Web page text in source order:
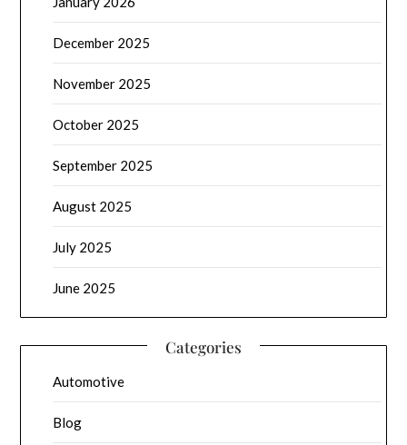
December 2025
November 2025
October 2025
September 2025
August 2025
July 2025
June 2025
Categories
Automotive
Blog